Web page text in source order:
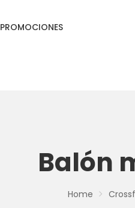
PROMOCIONES
Balón
Home